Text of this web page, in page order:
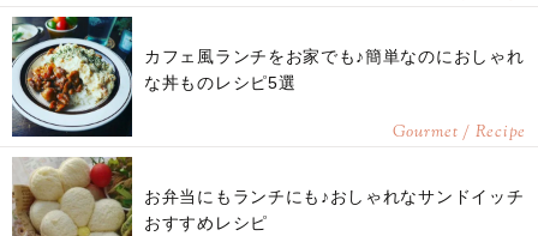
カフェ風ランチをお家でも♪簡単なのにおしゃれ
な丼ものレシピ5選
Gourmet / Recipe
お弁当にもランチにも♪おしゃれなサンドイッチ
おすすめレシピ